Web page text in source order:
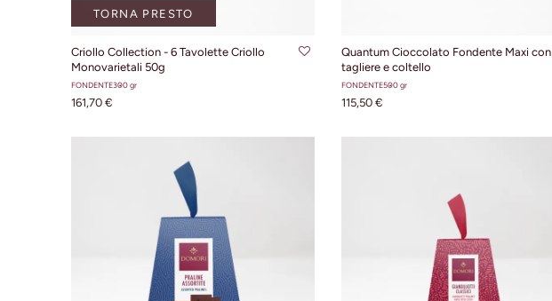
TORNA PRESTO
Criollo Collection - 6 Tavolette Criollo
Monovarietali 50g
FONDENTE300 gr
161,70 €
Quantum Cioccolato Fondente Maxi con
tagliere e coltello
FONDENTE500 gr
115,50 €